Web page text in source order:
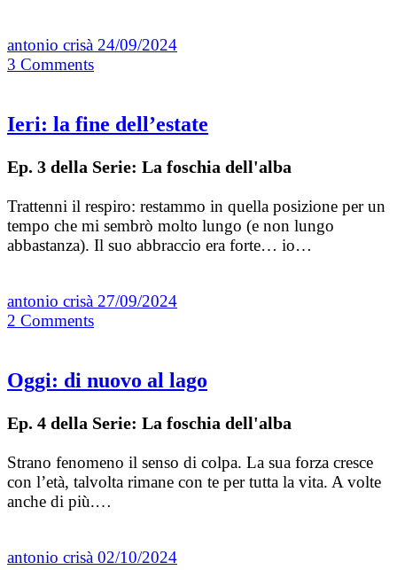
antonio crisà 24/09/2024
3 Comments
Ieri: la fine dell’estate
Ep. 3 della Serie: La foschia dell'alba
Trattenni il respiro: restammo in quella posizione per un
tempo che mi sembrò molto lungo (e non lungo
abbastanza). Il suo abbraccio era forte… io…
antonio crisà 27/09/2024
2 Comments
Oggi: di nuovo al lago
Ep. 4 della Serie: La foschia dell'alba
Strano fenomeno il senso di colpa. La sua forza cresce
con l’età, talvolta rimane con te per tutta la vita. A volte
anche di più.…
antonio crisà 02/10/2024